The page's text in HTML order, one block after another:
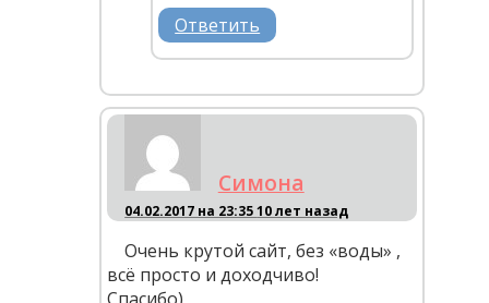
Ответить
Симона
04.02.2017 на 23:3510 лет назад
Очень крутой сайт, без «воды» ,
всё просто и доходчиво!